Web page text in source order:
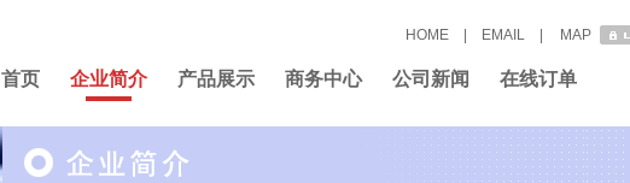
HOME EMAIL MAP
首页 企业简介 产品展示 商务中心 公司新闻 在线订单